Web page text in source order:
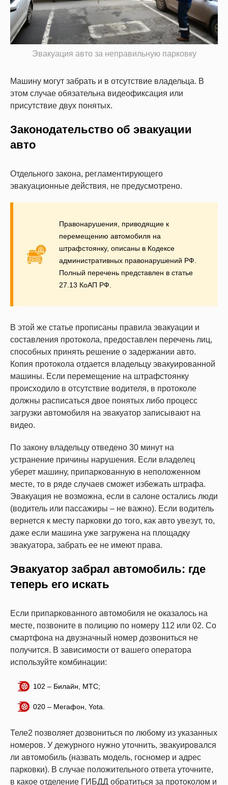
Эвакуация авто за неправильную парковку
Машину могут забрать и в отсутствие владельца. В
этом случае обязательна видеофиксация или
присутствие двух понятых.
Законодательство об эвакуации
авто
Отдельного закона, регламентирующего
эвакуационные действия, не предусмотрено.
Правонарушения, приводящие к
перемещению автомобиля на
штрафстоянку, описаны в Кодексе
административных правонарушений РФ.
Полный перечень представлен в статье
27.13 КоАП РФ.
В этой же статье прописаны правила эвакуации и
составления протокола, предоставлен перечень лиц,
способных принять решение о задержании авто.
Копия протокола отдается владельцу эвакуированной
машины. Если перемещение на штрафстоянку
происходило в отсутствие водителя, в протоколе
должны расписаться двое понятых либо процесс
загрузки автомобиля на эвакуатор записывают на
видео.
По закону владельцу отведено 30 минут на
устранение причины нарушения. Если владелец
уберет машину, припаркованную в неположенном
месте, то в ряде случаев сможет избежать штрафа.
Эвакуация не возможна, если в салоне остались люди
(водитель или пассажиры – не важно). Если водитель
вернется к месту парковки до того, как авто увезут, то,
даже если машина уже загружена на площадку
эвакуатора, забрать ее не имеют права.
Эвакуатор забрал автомобиль: где
теперь его искать
Если припаркованного автомобиля не оказалось на
месте, позвоните в полицию по номеру 112 или 02. Со
смартфона на двузначный номер дозвониться не
получится. В зависимости от вашего оператора
используйте комбинации:
102 – Билайн, МТС;
020 – Мегафон, Yota.
Теле2 позволяет дозвониться по любому из указанных
номеров. У дежурного нужно уточнить, эвакуировался
ли автомобиль (назвать модель, госномер и адрес
парковки). В случае положительного ответа уточните,
в какое отделение ГИБДД обратиться за протоколом и